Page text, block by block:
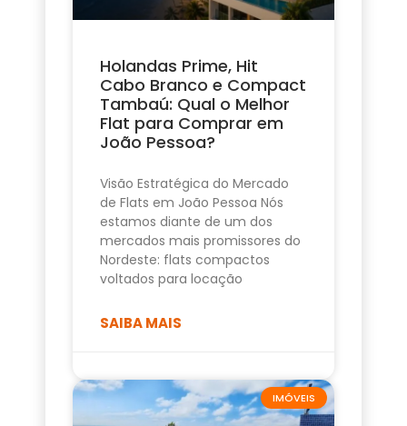
Holandas Prime, Hit
Cabo Branco e Compact
Tambaú: Qual o Melhor
Flat para Comprar em
João Pessoa?
Visão Estratégica do Mercado
de Flats em João Pessoa Nós
estamos diante de um dos
mercados mais promissores do
Nordeste: flats compactos
voltados para locação
SAIBA MAIS
IMÓVEIS